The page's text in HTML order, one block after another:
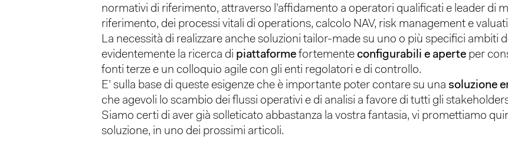
normativi di riferimento, attraverso l’affidamento a operatori qualificati e leader di
riferimento, dei processi vitali di operations, calcolo NAV, risk management e
La necessità di realizzare anche soluzioni tailor-made su uno o più specifici ambiti
evidentemente la ricerca di piattaforme fortementeconfigurabili e aperte per
fonti terze e un colloquio agile con gli enti regolatori e di controllo.
E’ sulla base di queste esigenze che è importante poter contare su unasoluzione
che agevoli lo scambio dei flussi operativi e di analisi a favore di tutti gli
Siamo certi di aver già solleticato abbastanza la vostra fantasia, vi promettiamo
soluzione, in uno dei prossimi articoli.